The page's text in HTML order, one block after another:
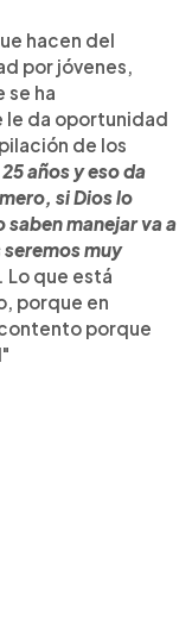
hacen del
por jóvenes,
se ha
le da oportunidad
de los
años y eso da
si Dios lo
manejar va a
seremos muy
. Lo que está
porque en
porque